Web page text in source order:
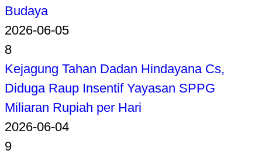
Budaya
2026-06-05
8
Kejagung Tahan Dadan Hindayana Cs,
Diduga Raup Insentif Yayasan SPPG
Miliaran Rupiah per Hari
2026-06-04
9